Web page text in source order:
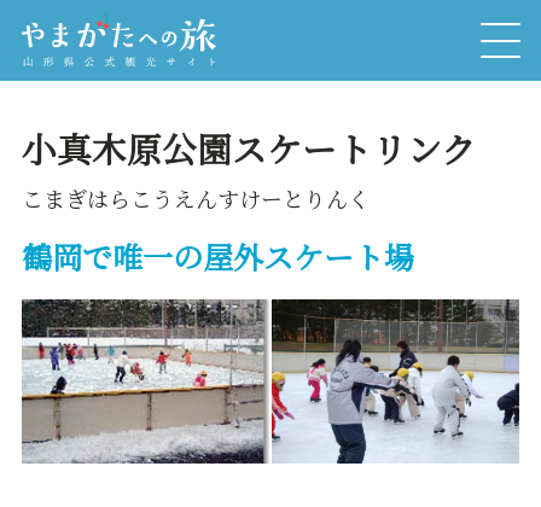
小真木原公園スケートリンク
こまぎはらこうえんすけーとりんく
鶴岡で唯一の屋外スケート場